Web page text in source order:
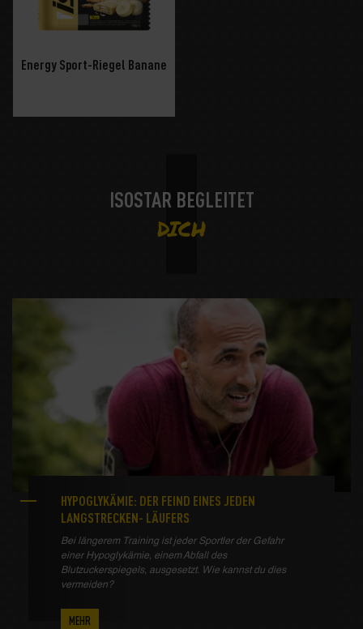
Energy Sport-Riegel Banane
ISOSTAR BEGLEITET
DICH
HYPOGLYKÄMIE: DER FEIND EINES JEDEN
LANGSTRECKEN- LÄUFERS
Bei längerem Training ist jeder Sportler der Gefahr
einer Hypoglykämie, einem Abfall des
Blutzuckerspiegels, ausgesetzt. Wie kannst du dies
vermeiden?
MEHR